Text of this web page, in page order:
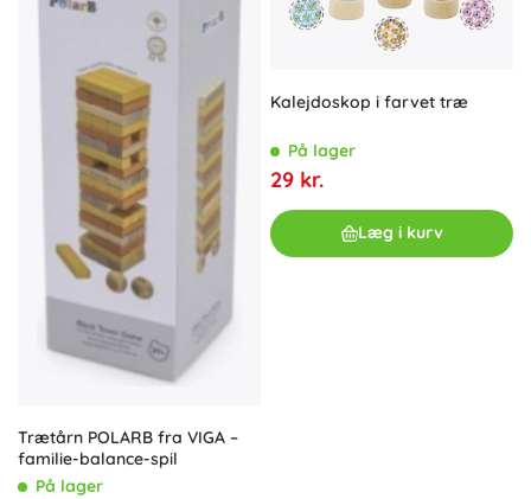
Trætårn POLARB fra VIGA –
familie-balance-spil
På lager
Kalejdoskop i farvet træ
På lager
29 kr.
Læg i kurv